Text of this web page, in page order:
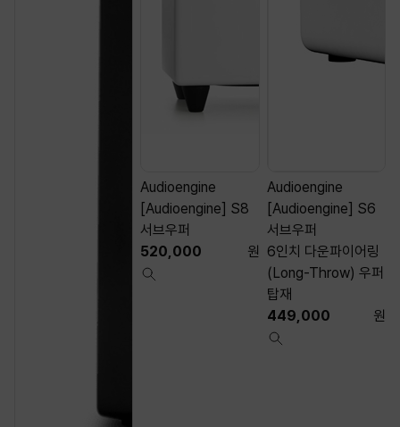
Audioengine
[Audioengine] S8
서브우퍼
520,000
원
Audioengine
[Audioengine] S6
서브우퍼
6인치 다운파이어링
(Long-Throw) 우퍼
탑재
449,000
원